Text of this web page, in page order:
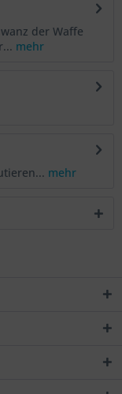
der Waffe
mehr
mehr